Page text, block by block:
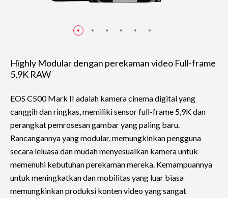
Highly Modular dengan perekaman video Full-frame
5,9K RAW
EOS C500 Mark II adalah kamera cinema digital yang
canggih dan ringkas, memiliki sensor full-frame 5,9K dan
perangkat pemrosesan gambar yang paling baru.
Rancangannya yang modular, memungkinkan pengguna
secara leluasa dan mudah menyesuaikan kamera untuk
memenuhi kebutuhan perekaman mereka. Kemampuannya
untuk meningkatkan dan mobilitas yang luar biasa
memungkinkan produksi konten video yang sangat